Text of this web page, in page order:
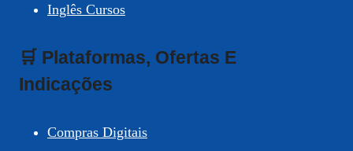
Inglês Cursos
🛒 Plataformas, Ofertas E
Indicações
Compras Digitais